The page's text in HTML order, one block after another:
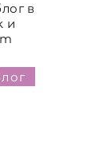
в
и